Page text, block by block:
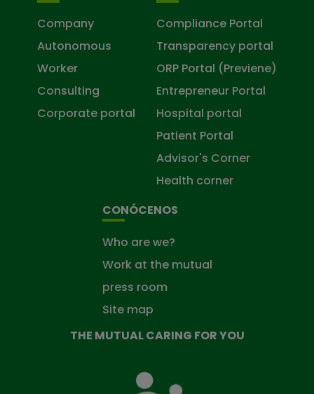
Company
Autonomous
Worker
Consulting
Corporate portal
Compliance Portal
Transparency portal
ORP Portal (Previene)
Entrepreneur Portal
Hospital portal
Patient Portal
Advisor's Corner
Health corner
CONÓCENOS
Who are we?
Work at the mutual
press room
Site map
THE MUTUAL CARING FOR YOU
Mutual